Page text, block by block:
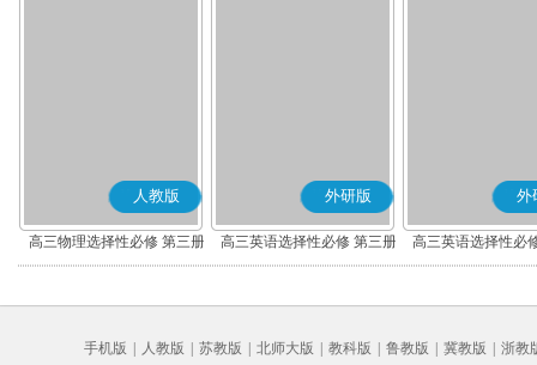
人教版
高三物理选择性必修 第三册
外研版
高三英语选择性必修 第三册
外
高三英语选择性必
手机版 人教版 苏教版 北师大版 教科版 鲁教版 冀教版
浙教